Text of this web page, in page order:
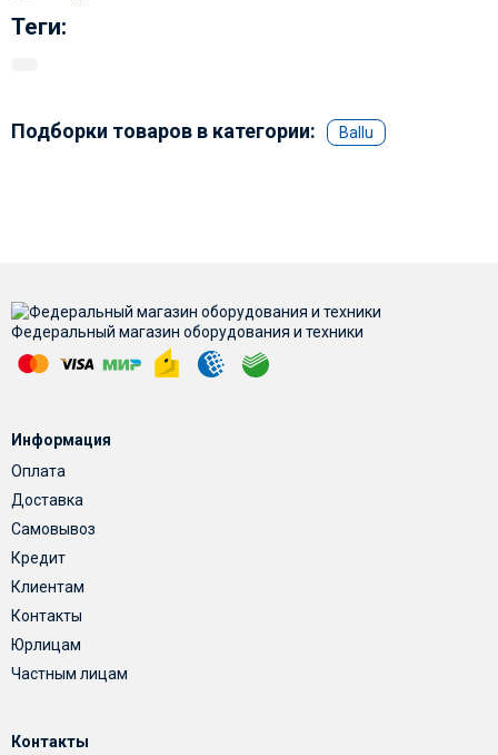
Теги:
Подборки товаров в категории: Ballu
Федеральный магазин оборудования и техники
Информация
Оплата
Доставка
Самовывоз
Кредит
Клиентам
Контакты
Юрлицам
Частным лицам
Контакты